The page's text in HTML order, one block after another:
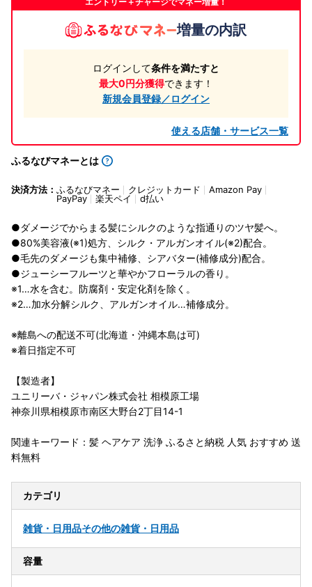
増量の内訳
ログインして条件を満たすと
最大0円分獲得できます！
新規会員登録／ログイン
使える店舗・サービス一覧
ふるなびマネーとは
決済方法： ふるなびマネー クレジットカード
Amazon Pay
PayPay
楽天ペイ d払い
●ダメージでからまる髪にシルクのような指通りのツヤ髪へ。
●80%美容液(※1)処方、シルク・アルガンオイル(※2)配合。
●毛先のダメージも集中補修、シアバター(補修成分)配合。
●ジューシーフルーツと華やかフローラルの香り。
※1…水を含む。防腐剤・安定化剤を除く。
※2…加水分解シルク、アルガンオイル…補修成分。
※離島への配送不可(北海道・沖縄本島は可)
※着日指定不可
【製造者】
ユニリーバ・ジャパン株式会社 相模原工場
神奈川県相模原市南区大野台2丁目14-1
関連キーワード：髪 ヘアケア 洗浄 ふるさと納税 人気 おすすめ 送
料無料
カテゴリ
雑貨・日用品その他の雑貨・日用品
容量